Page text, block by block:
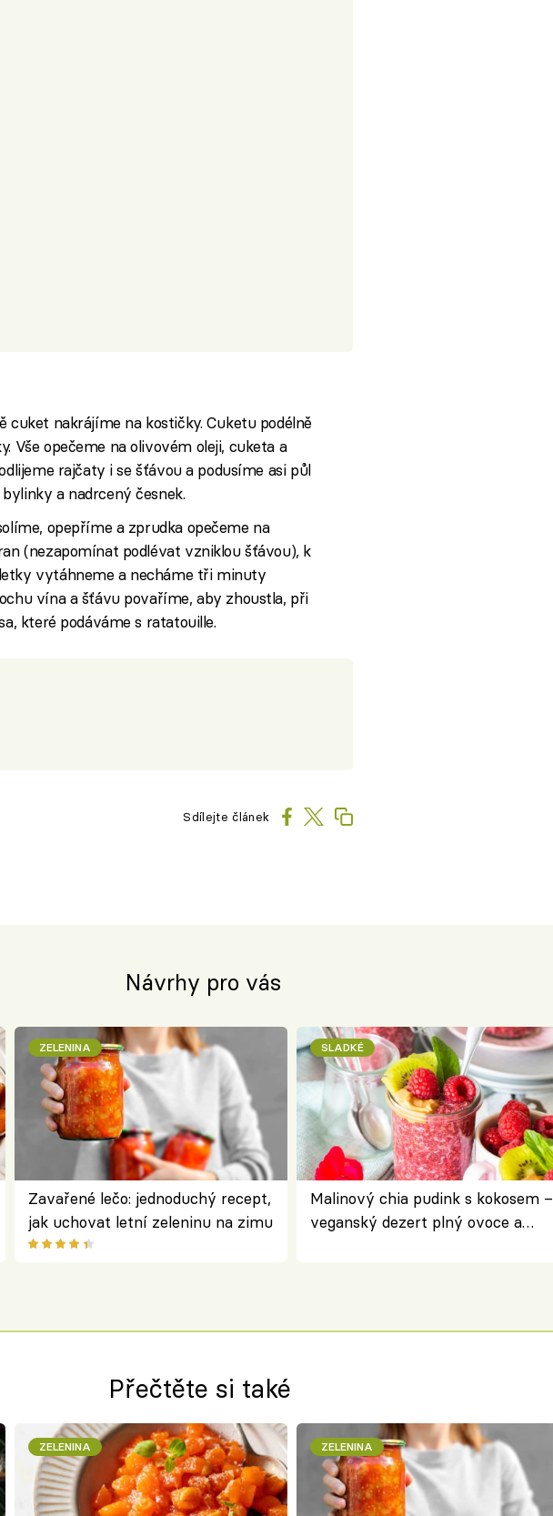
cuket nakrájíme na kostičky. Cuketu podélně
Vše opečeme na olivovém oleji, cuketa a
rajčaty i se šťávou a podusíme asi půl
a nadrcený česnek.
opepříme a zprudka opečeme na
(nezapomínat podlévat vzniklou šťávou), k
vytáhneme a necháme tři minuty
vína a šťávu povaříme, aby zhoustla, při
které podáváme s ratatouille.
Sdílejte článek
Návrhy pro vás
ZELENINA
Zavařené lečo: jednoduchý recept,
jak uchovat letní zeleninu na zimu
SLADKÉ
Malinový chia pudink s kokosem –
veganský dezert plný ovoce a
Přečtěte si také
ZELENINA ZELENINA